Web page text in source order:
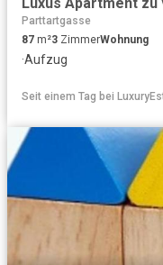
Parttartgasse
87 m²3 ZimmerWohnung
·Aufzug
Seit einem Tag bei